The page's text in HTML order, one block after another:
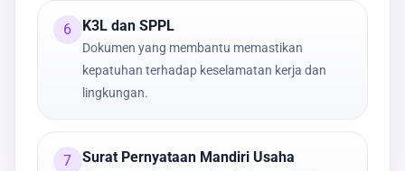
6 K3L dan SPPL
Dokumen yang membantu memastikan
kepatuhan terhadap keselamatan kerja dan
lingkungan.
7 Surat Pernyataan Mandiri Usaha